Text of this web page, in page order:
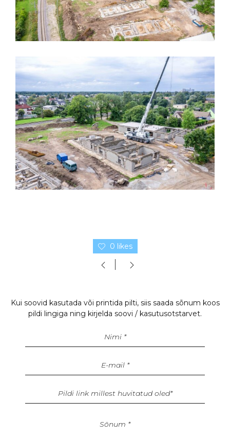
0 likes
Kui soovid kasutada või printida pilti, siis saada sõnum koos
pildi lingiga ning kirjelda soovi / kasutusotstarvet.